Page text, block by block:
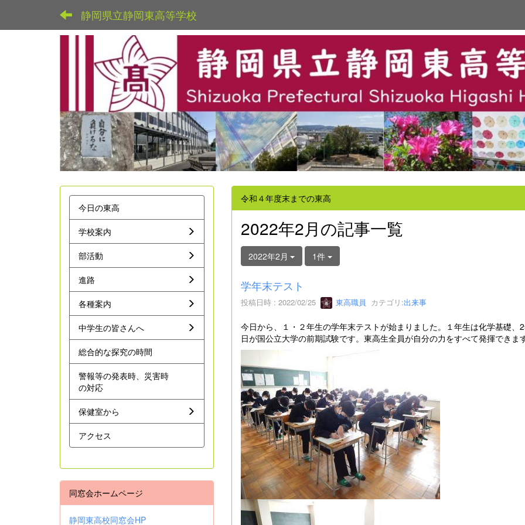
静岡県立静岡東高等学校
令和４年度末までの東高
2022年2月の記事一覧
2022年2月 1件
学年末テスト
投稿日時 : 2022/02/25 東高職員 カテゴリ:出来事
今日から、１・２年生の学年末テストが始まりました。１年生は化学基礎
日が国公立大学の前期試験です。東高生全員が自分の力をすべて発揮できま
今日の東高
学校案内
部活動
進路
各種案内
中学生の皆さんへ
総合的な探究の時間
警報等の発表時、災害時
の対応
保健室から
アクセス
同窓会ホームページ
静岡東高校同窓会HP